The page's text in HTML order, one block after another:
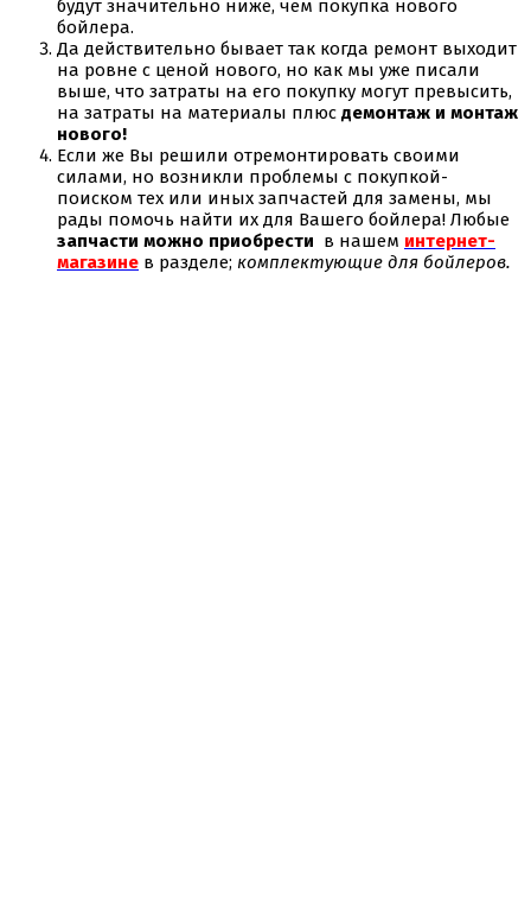
будут значительно ниже, чем покупка нового
бойлера.
Да действительно бывает так когда ремонт выходит
на ровне с ценой нового, но как мы уже писали
выше, что затраты на его покупку могут превысить,
на затраты на материалы плюс демонтаж и монтаж
нового!
Если же Вы решили отремонтировать своими
силами, но возникли проблемы с покупкой-
поиском тех или иных запчастей для замены, мы
рады помочь найти их для Вашего бойлера! Любые
запчасти можно приобрести в нашем интернет-
магазине в разделе; комплектующие для бойлеров.